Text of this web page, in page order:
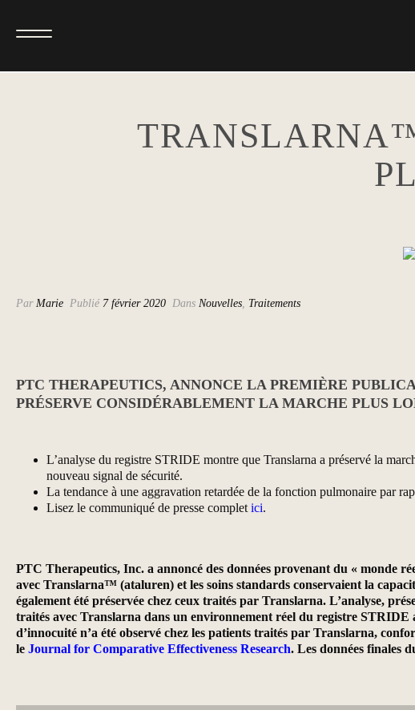
Par Marie Publié 7 février 2020 Dans Nouvelles, Traitements
PTC THERAPEUTICS, ANNONCE LA PREMIÈRE
PRÉSERVE CONSIDÉRABLEMENT LA MARCHE PLUS
L’analyse du registre STRIDE montre que Translarna a préservé la
nouveau signal de sécurité.
La tendance à une aggravation retardée de la fonction pulmonaire par
Lisez le communiqué de presse complet ici.
PTC Therapeutics, Inc. a annoncé des données provenant du « monde
avec Translarna™ (ataluren) et les soins standards conservaient la
également été préservée chez ceux traités par Translarna. L’analyse,
traités avec Translarna dans un environnement réel du registre STRIDE
d’innocuité n’a été observé chez les patients traités par Translarna,
le Journal for Comparative Effectiveness Research. Les données finales